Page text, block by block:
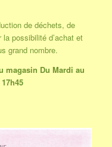
de déchets, de
la possibilité d’achat et
grand nombre.
magasin Du Mardi au